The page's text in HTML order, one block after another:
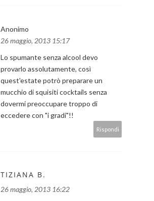
Anonimo
26 maggio, 2013 15:17
Lo spumante senza alcool devo
provarlo assolutamente, così
quest'estate potrò preparare un
mucchio di squisiti cocktails senza
dovermi preoccupare troppo di
eccedere con "i gradi"!!
Rispondi
TIZIANA B.
26 maggio, 2013 16:22